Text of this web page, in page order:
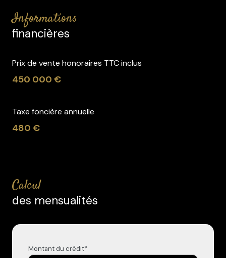
informations
financières
Prix de vente honoraires TTC inclus
450 000 €
Taxe foncière annuelle
480 €
calcul
des mensualités
Montant du crédit*